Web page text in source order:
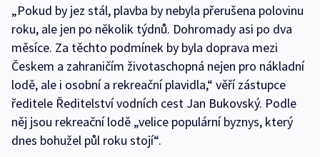
„Pokud by jez stál, plavba by nebyla přerušena polovinu
roku, ale jen po několik týdnů. Dohromady asi po dva
měsíce. Za těchto podmínek by byla doprava mezi
Českem a zahraničím životaschopná nejen pro nákladní
lodě, ale i osobní a rekreační plavidla,“ věří zástupce
ředitele Ředitelství vodních cest Jan Bukovský. Podle
něj jsou rekreační lodě „velice populární byznys, který
dnes bohužel půl roku stojí“.